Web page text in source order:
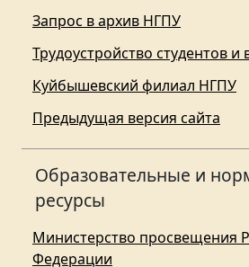
Запрос в архив НГПУ
Трудоустройство студентов и
Куйбышевский филиал НГПУ
Предыдущая версия сайта
Образовательные и
ресурсы
Министерство просвещения
Федерации